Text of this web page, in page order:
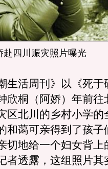
赴四川赈灾照片曝光
活周刊》以《死于
欣桐（阿娇）年前往
区北川的乡村小学的
和蔼可亲得到了孩子
切地给一个妇女背上
者透露，这组照片其